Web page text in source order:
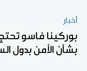
أخبار
بوركينا فاسو
بشأن الأمن بدول